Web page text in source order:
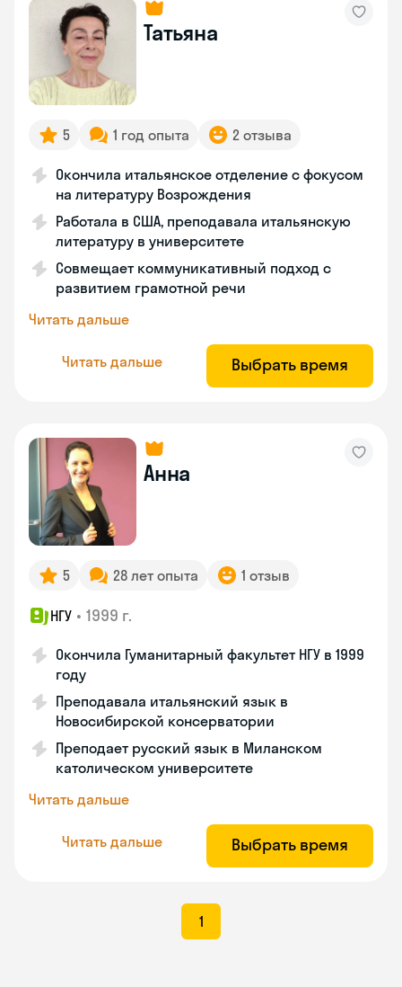
Татьяна
5 1 год опыта 2 отзыва
Окончила итальянское отделение с фокусом
на литературу Возрождения
Работала в США, преподавала итальянскую
литературу в университете
Совмещает коммуникативный подход с
развитием грамотной речи
Читать дальше
Читать дальше Выбрать время
Анна
5 28 лет опыта 1 отзыв
НГУ • 1999 г.
Окончила Гуманитарный факультет НГУ в 1999
году
Преподавала итальянский язык в
Новосибирской консерватории
Преподает русский язык в Миланском
католическом университете
Читать дальше
Читать дальше Выбрать время
1